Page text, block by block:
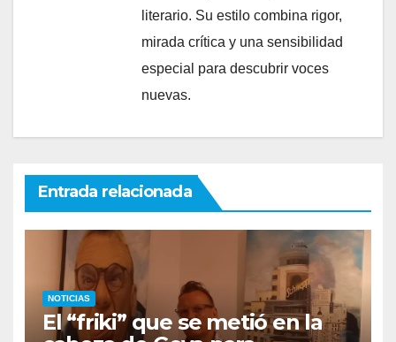
literario. Su estilo combina rigor,
mirada crítica y una sensibilidad
especial para descubrir voces
nuevas.
Entrada relacionada
NOTICIAS
El “friki” que se metió en la